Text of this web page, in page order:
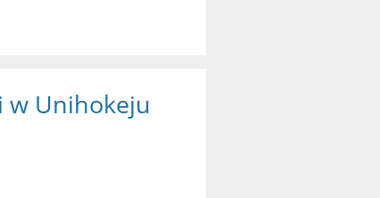
w Unihokeju